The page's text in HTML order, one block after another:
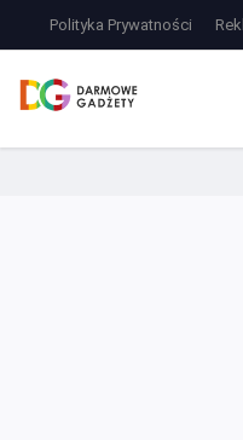
Polityka Prywatności